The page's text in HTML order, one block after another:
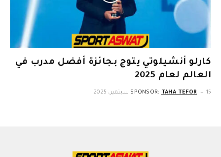
كارلو أنشيلوتي يتوج بجائزة أفضل مدرب في
العالم لعام 2025
SPONSOR: TAHA TEFOR 15 سبتمبر، 2025